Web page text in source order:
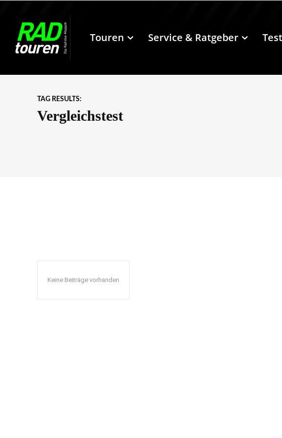
Touren Service & Ratgeber
TAG RESULTS:
Vergleichstest
Keine Beiträge vorhanden